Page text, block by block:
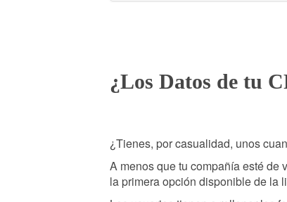
¿Los Datos de tu
¿Tienes, por casualidad, unos
A menos que tu compañía esté de
la primera opción disponible de la